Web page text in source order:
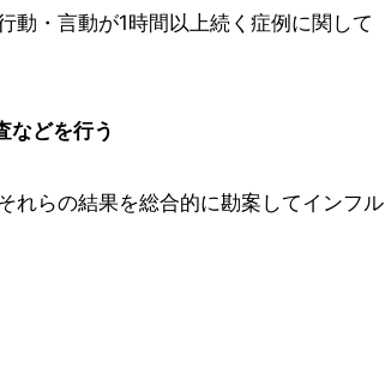
動・言動が1時間以上続く症例に関して
などを行う
れらの結果を総合的に勘案してインフル